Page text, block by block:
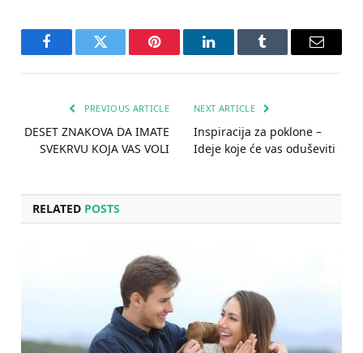
FacebookTwitter Pinterest LinkedInTumblr Email
PREVIOUS ARTICLE
DESET ZNAKOVA DA IMATE
SVEKRVU KOJA VAS VOLI
NEXT ARTICLE
Inspiracija za poklone –
Ideje koje će vas oduševiti
RELATED POSTS